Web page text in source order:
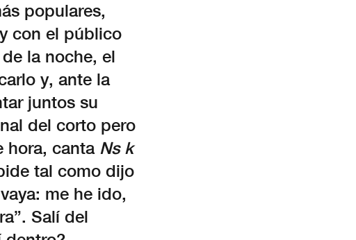
populares,
con el público
la noche, el
y, ante la
juntos su
del corto pero
hora, canta Ns k
tal como dijo
me he ido,
Salí del